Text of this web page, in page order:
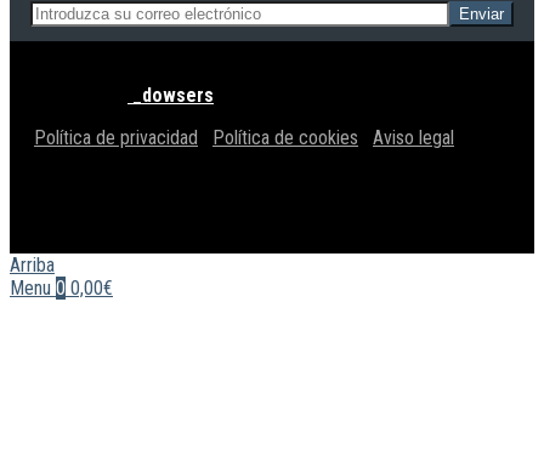
_dowsers
Política de privacidad
Política de cookies Aviso legal
Arriba
Menu 0 0,00€